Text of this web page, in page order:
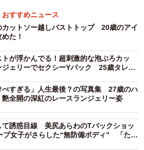
おすすめニュース
カットソー越しバストトップ 20歳のアイ
た！
が浮かんでる！超刺激的な泡ぶろカッ
ェリーでセクシーYバック 25歳タレン
べすぎる」人生最後？の写真集 27歳のハ
艶全開の深紅のレースランジェリー姿
て誘惑目線 美尻あらわのTバックショッ
女子がさらした“無防備ボディ” 「たく